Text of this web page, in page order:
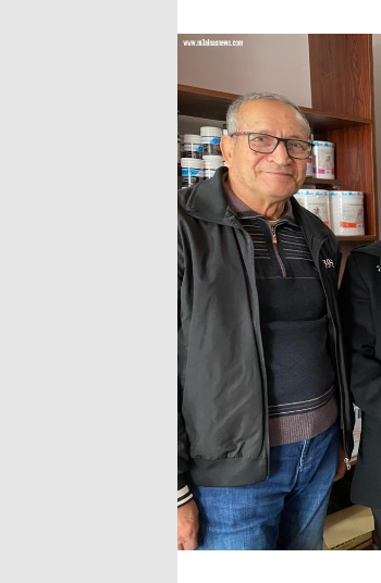
ينعكس على المجتمع